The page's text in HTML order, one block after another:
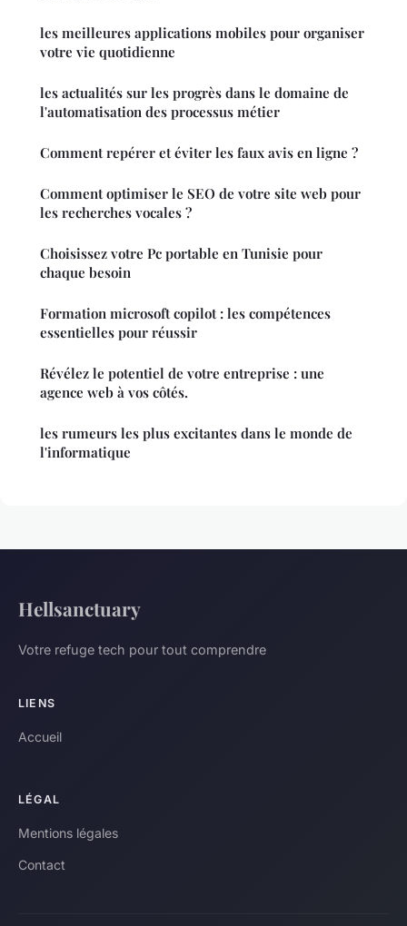
les meilleures applications mobiles pour organiser
votre vie quotidienne
les actualités sur les progrès dans le domaine de
l'automatisation des processus métier
Comment repérer et éviter les faux avis en ligne ?
Comment optimiser le SEO de votre site web pour
les recherches vocales ?
Choisissez votre Pc portable en Tunisie pour
chaque besoin
Formation microsoft copilot : les compétences
essentielles pour réussir
Révélez le potentiel de votre entreprise : une
agence web à vos côtés.
les rumeurs les plus excitantes dans le monde de
l'informatique
Hellsanctuary
Votre refuge tech pour tout comprendre
LIENS
Accueil
LÉGAL
Mentions légales
Contact